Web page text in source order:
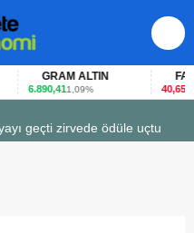
GRAM ALTIN
6.890,411,09%
FAİZ
40,65-
geçti zirvede ödüle uçtu